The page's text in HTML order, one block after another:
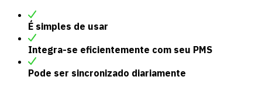
É simples de usar
Integra-se eficientemente com seu PMS
Pode ser sincronizado diariamente